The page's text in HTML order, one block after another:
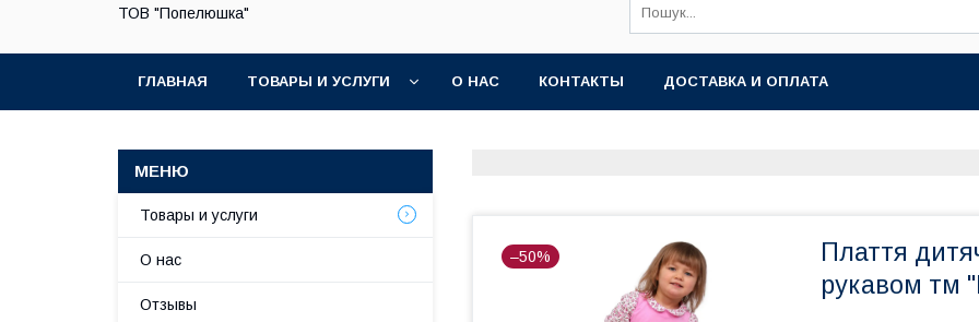
ТОВ "Попелюшка"
ГЛАВНАЯ ТОВАРЫ И УСЛУГИ О НАС КОНТАКТЫ ДОСТАВКА И ОПЛАТА
–50%
Плаття
рукавом тм
Товары и услуги
О нас
Отзывы